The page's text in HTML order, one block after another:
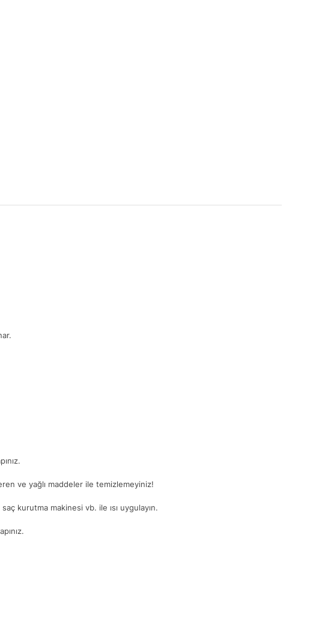
ve yağlı maddeler ile temizlemeyiniz!
kurutma makinesi vb. ile ısı uygulayın.